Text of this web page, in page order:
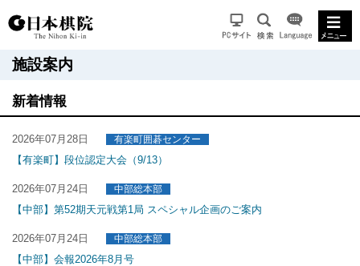
施設案内
新着情報
2026年07月28日 有楽町囲碁センター
【有楽町】段位認定大会（9/13）
2026年07月24日 中部総本部
【中部】第52期天元戦第1局 スペシャル企画のご案内
2026年07月24日 中部総本部
【中部】会報2026年8月号